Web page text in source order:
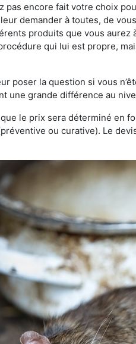
pas encore fait votre choix
demander à toutes, de
produits que vous aurez
procédure qui lui est propre,
poser la question si vous
une grande différence au
que le prix sera déterminé
ou curative). Le